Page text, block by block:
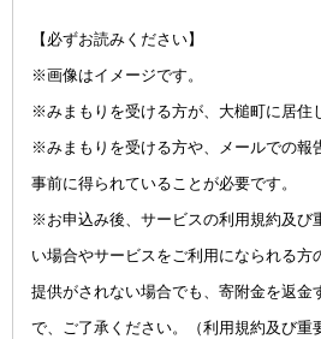
【必ずお読みください】
※画像はイメージです。
※みまもりを受ける方が、大槌町に居住
※みまもりを受ける方や、メールでの報
事前に得られていることが必要です。
※お申込み後、サービスの利用規約及び
い場合やサービスをご利用になられる方
提供がされない場合でも、寄附金を返金
で、ご了承ください。（利用規約及び重